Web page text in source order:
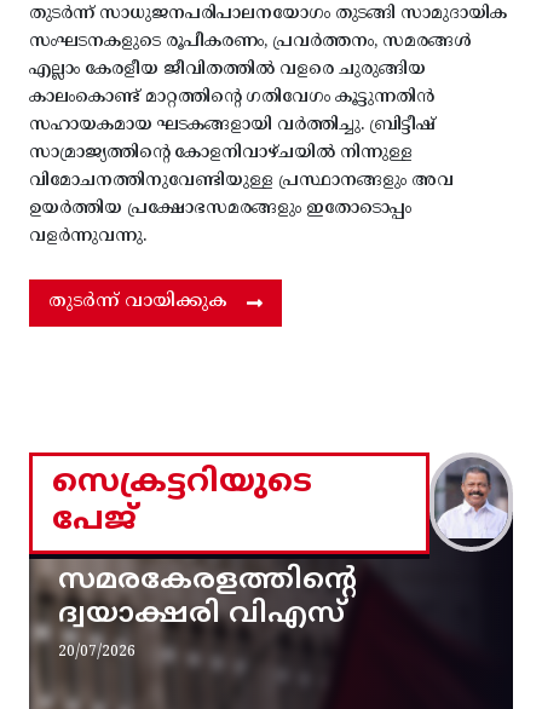
തുടർന്ന് സാധുജനപരിപാലനയോഗം തുടങ്ങി സാമുദായിക
സംഘടനകളുടെ രൂപീകരണം, പ്രവർത്തനം, സമരങ്ങൾ
എല്ലാം കേരളീയ ജീവിതത്തിൽ വളരെ ചുരുങ്ങിയ
കാലംകൊണ്ട് മാറ്റത്തിന്റെ ഗതിവേഗം കൂട്ടുന്നതിൻ
സഹായകമായ ഘടകങ്ങളായി വർത്തിച്ചു. ബ്രിട്ടീഷ്
സാമ്രാജ്യത്തിന്റെ കോളനിവാഴ്ചയിൽ നിന്നുള്ള
വിമോചനത്തിനുവേണ്ടിയുള്ള പ്രസ്ഥാനങ്ങളും അവ
ഉയർത്തിയ പ്രക്ഷോഭസമരങ്ങളും ഇതോടൊപ്പം
വളർന്നുവന്നു.
തുടർന്ന് വായിക്കുക
സെക്രട്ടറിയുടെ
പേജ്
സമരകേരളത്തിൻ്റെ
ദ്വയാക്ഷരി വിഎസ്
20/07/2026